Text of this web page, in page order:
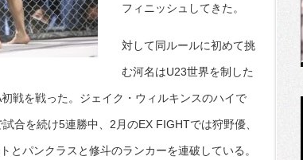
フィニッシュしてきた。
対して同ルールに初めて挑
む河名はU23世界を制した
戦を戦った。ジェイク・ウィルキンスのハイで
合を続け5連勝中、2月のEX FIGHTでは狩野優、
とパンクラスと修斗のランカーを連破している。